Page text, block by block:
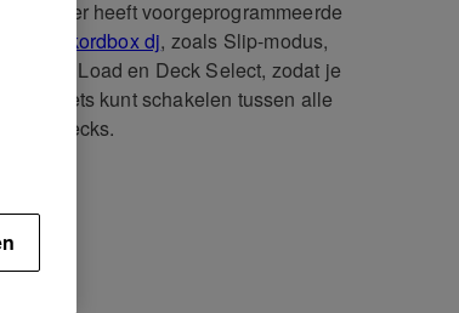
heeft voorgeprogrammeerde
rekordbox dj, zoals Slip-modus,
Load en Deck Select, zodat je
een toets kunt schakelen tussen alle
dj-decks.